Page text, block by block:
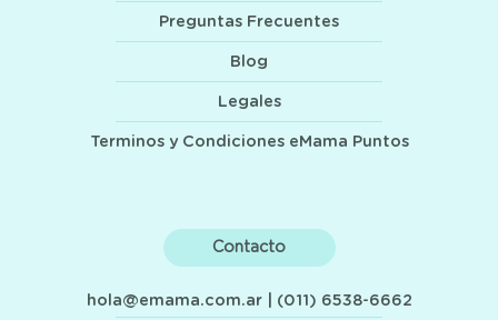
Preguntas Frecuentes
Blog
Legales
Terminos y Condiciones eMama Puntos
Contacto
hola@emama.com.ar| (011) 6538-6662